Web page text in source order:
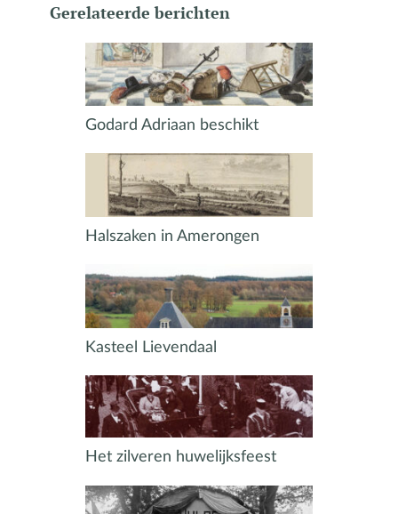
Gerelateerde berichten
Godard Adriaan beschikt
Halszaken in Amerongen
Kasteel Lievendaal
Het zilveren huwelijksfeest